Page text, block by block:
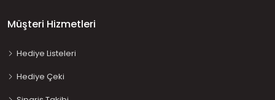
Müşteri Hizmetleri
Hediye Listeleri
Hediye Çeki